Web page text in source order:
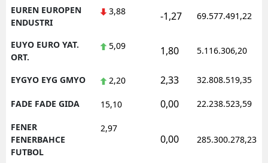
EUREN EUROPEN
ENDUSTRI
3,88 -1,27 69.577.491,22
EUYO EURO YAT.
ORT.
5,09 1,80 5.116.306,20
EYGYO EYG GMYO 2,20 2,33 32.808.519,35
FADE FADE GIDA 15,10 0,00 22.238.523,59
FENER
FENERBAHCE
FUTBOL
2,97
0,00 285.300.278,23